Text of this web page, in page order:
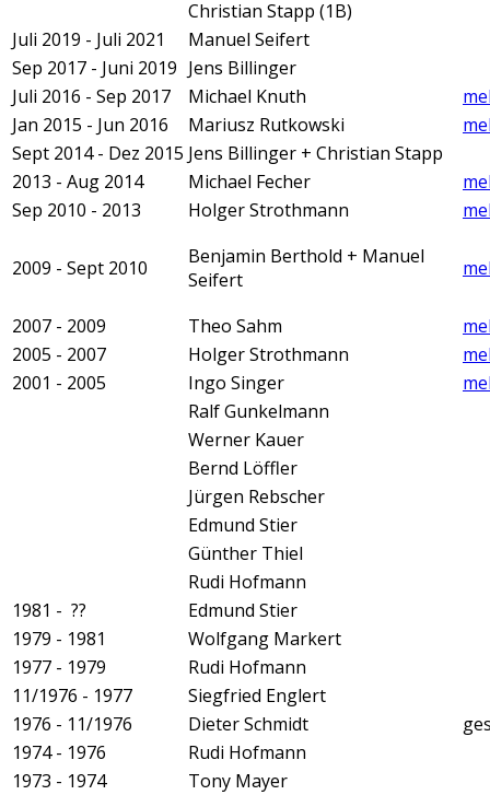
Christian Stapp (1B)
Juli 2019 - Juli 2021
Manuel Seifert
Sep 2017 - Juni 2019 Jens Billinger
Juli 2016 - Sep 2017
Michael Knuth
Jan 2015 - Jun 2016
Mariusz Rutkowski
Sept 2014 - Dez 2015 Jens Billinger + Christian Stapp
2013 - Aug 2014
Michael Fecher
Sep 2010 - 2013
Holger Strothmann
2009 - Sept 2010
Benjamin Berthold + Manuel
Seifert
2007 - 2009 Theo Sahm
2005 - 2007
Holger Strothmann
2001 - 2005
Ingo Singer
Ralf Gunkelmann
Werner Kauer
Bernd Löffler
Jürgen Rebscher
Edmund Stier
Günther Thiel
Rudi Hofmann
1981 - ??
Edmund Stier
1979 - 1981
Wolfgang Markert
1977 - 1979
Rudi Hofmann
11/1976 - 1977
Siegfried Englert
1976 - 11/1976
Dieter Schmidt
1974 - 1976
Rudi Hofmann
1973 - 1974
Tony Mayer